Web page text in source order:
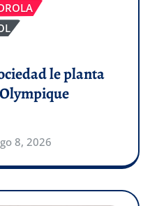
le planta
8, 2026